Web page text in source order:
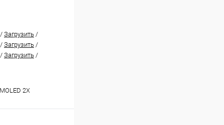
/ Загрузить /
/ Загрузить /
/ Загрузить /
2X